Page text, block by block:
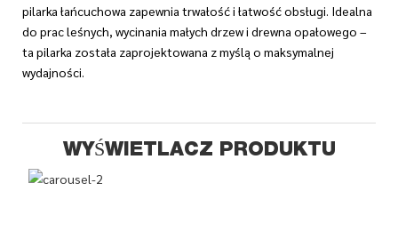
pilarka łańcuchowa zapewnia trwałość i łatwość obsługi. Idealna
do prac leśnych, wycinania małych drzew i drewna opałowego –
ta pilarka została zaprojektowana z myślą o maksymalnej
wydajności.
WYŚWIETLACZ PRODUKTU